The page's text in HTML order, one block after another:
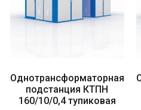
Однотрансформаторная
подстанция КТПН
160/10/0,4 тупиковая